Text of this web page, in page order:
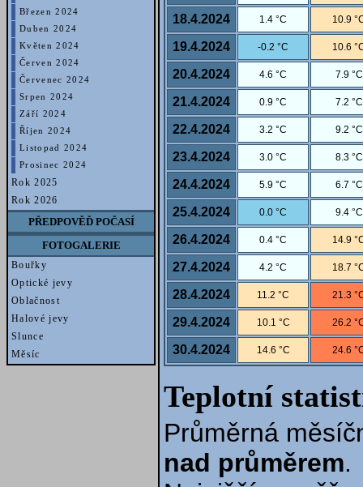
Březen 2024
Duben 2024
Květen 2024
Červen 2024
Červenec 2024
Srpen 2024
Září 2024
Říjen 2024
Listopad 2024
Prosinec 2024
Rok 2025
Rok 2026
PŘEDPOVĚĎ POČASÍ
FOTOGALERIE
Bouřky
Optické jevy
Oblačnost
Halové jevy
Slunce
Měsíc
18.4.2024 1.4 °C 10.9
19.4.2024 -0.2 °C 10.6
20.4.2024 4.6 °C 7.9 °C
21.4.2024 0.9 °C 7.2 °C
22.4.2024 3.2 °C 9.2 °C
23.4.2024 3.0 °C 8.3 °C
24.4.2024 5.9 °C 6.7 °C
25.4.2024 0.0 °C 9.4 °C
26.4.2024 0.4 °C 14.9
27.4.2024 4.2 °C 18.7
28.4.2024 11.2 °C 21.3
29.4.2024 10.1 °C 26.2
30.4.2024 14.6 °C 24.6
Teplotní
Průměrná
nad průměrem.